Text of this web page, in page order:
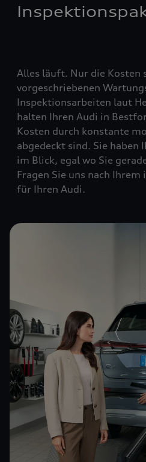
Alles läuft. Nur die Kosten
vorgeschriebenen
Inspektionsarbeiten laut
halten Ihren Audi in
Kosten durch konstante
abgedeckt sind. Sie haben
im Blick, egal wo Sie
Fragen Sie uns nach
für Ihren Audi.